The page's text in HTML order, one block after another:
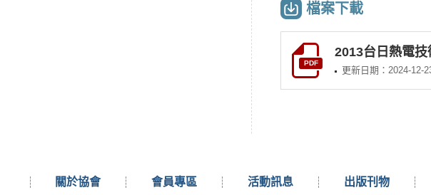
檔案下載
PDF
2013台日熱電
更新日期：2024-12-
關於協會 會員專區 活動訊息 出版刊物